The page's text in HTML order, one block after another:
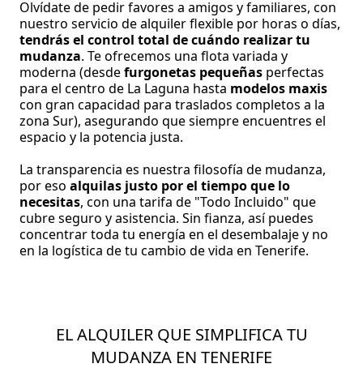
Olvídate de pedir favores a amigos y familiares, con
nuestro servicio de alquiler flexible por horas o días,
tendrás el control total de cuándo realizar tu
mudanza. Te ofrecemos una flota variada y
moderna (desdefurgonetas pequeñas perfectas
para el centro de La Laguna hasta modelos maxis
con gran capacidad para traslados completos a la
zona Sur), asegurando que siempre encuentres el
espacio y la potencia justa.
La transparencia es nuestra filosofía de mudanza,
por eso alquilas justo por el tiempo que lo
necesitas, con una tarifa de "Todo Incluido" que
cubre seguro y asistencia. Sin fianza, así puedes
concentrar toda tu energía en el desembalaje y no
en la logística de tu cambio de vida en Tenerife.
EL ALQUILER QUE SIMPLIFICA TU
MUDANZA EN TENERIFE